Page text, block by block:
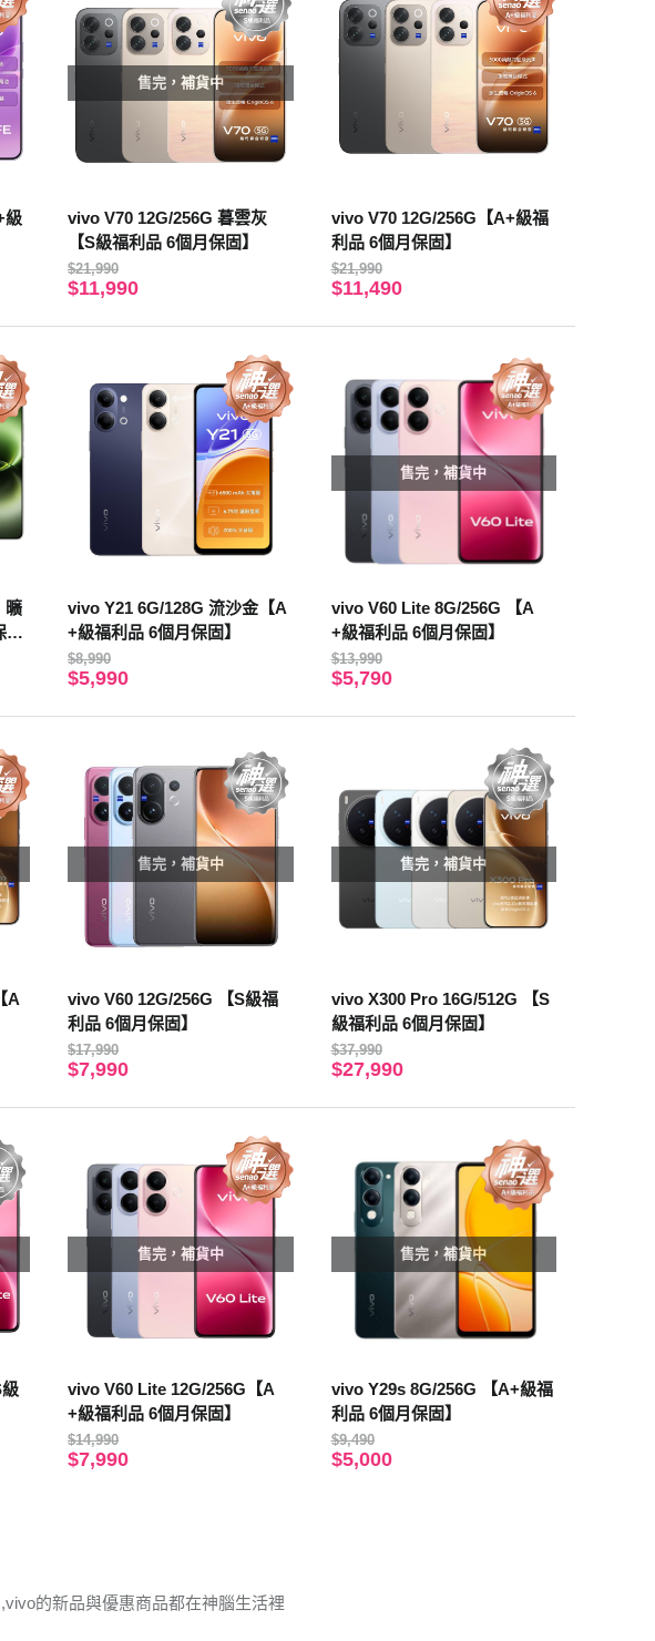
級
售完，補貨中
vivo V70 12G/256G 暮雲灰
【S級福利品 6個月保固】
$21,990
$11,990
vivo V70 12G/256G【A+級福
利品 6個月保固】
$21,990
$11,490
曠
vivo Y21 6G/128G 流沙金【A
+級福利品 6個月保固】
$8,990
$5,990
售完，補貨中
vivo V60 Lite 8G/256G 【A
+級福利品 6個月保固】
$13,990
$5,790
A
售完，補貨中
vivo V60 12G/256G 【S級福
利品 6個月保固】
$17,990
$7,990
售完，補貨中
vivo X300 Pro 16G/512G 【S
級福利品 6個月保固】
$37,990
$27,990
售完，補貨中
vivo V60 Lite 12G/256G【A
+級福利品 6個月保固】
$14,990
$7,990
售完，補貨中
vivo Y29s 8G/256G 【A+級福
利品 6個月保固】
$9,490
$5,000
的新品與優惠商品都在神腦生活裡